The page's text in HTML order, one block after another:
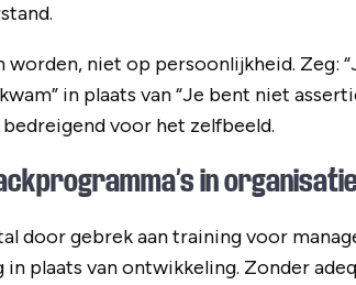
worden, niet op persoonlijkheid. Zeg:
in plaats van “Je bent niet
voor het zelfbeeld.
in
door gebrek aan training voor
plaats van ontwikkeling. Zonder